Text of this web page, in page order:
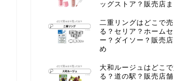
ッグストア？販売店
二重リングはどこで
る？セリア？ホームセ
ー？ダイソー？販売店
め
大和ルージュはどこで
る？道の駅？販売店舗